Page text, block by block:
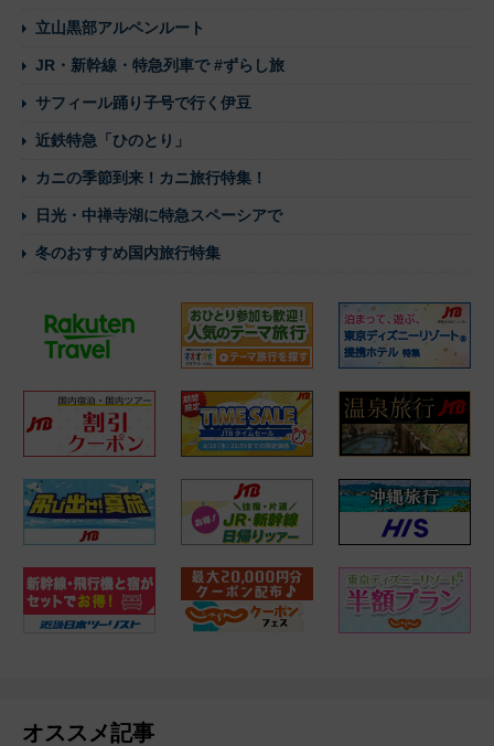
立山黒部アルペンルート
JR・新幹線・特急列車で #ずらし旅
サフィール踊り子号で行く伊豆
近鉄特急「ひのとり」
カニの季節到来！カニ旅行特集！
日光・中禅寺湖に特急スペーシアで
冬のおすすめ国内旅行特集
オススメ記事